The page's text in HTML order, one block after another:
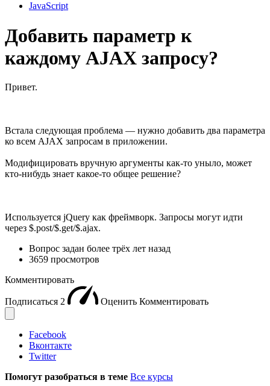
JavaScript
Добавить параметр к
каждому AJAX запросу?
Привет.
Встала следующая проблема — нужно добавить два параметра
ко всем AJAX запросам в приложении.
Модифицировать вручную аргументы как-то уныло, может
кто-нибудь знает какое-то общее решение?
Используется jQuery как фреймворк. Запросы могут идти
через $.post/$.get/$.ajax.
Вопрос задан более трёх лет назад
3659 просмотров
Комментировать
Подписаться 2 Оценить Комментировать
Facebook
Вконтакте
Twitter
Помогут разобраться в теме Все курсы